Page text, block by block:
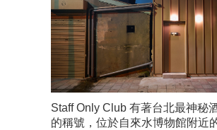
Staff Only Club 有著台北最神秘
的稱號，位於自來水博物館附近